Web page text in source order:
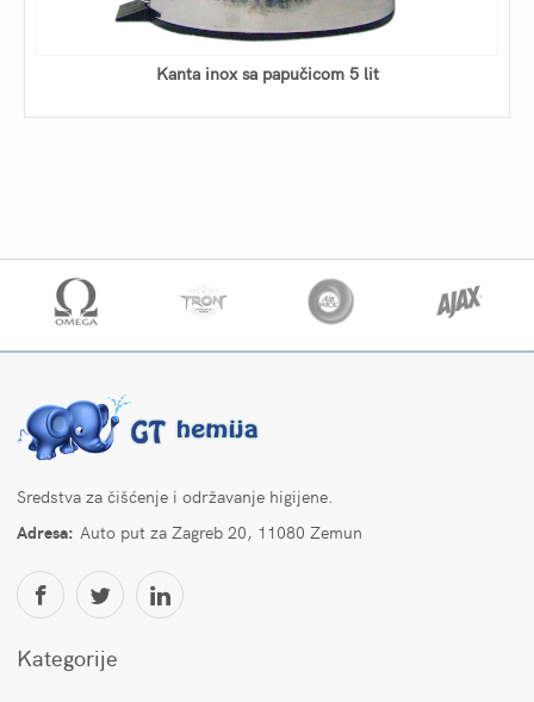
Kanta inox sa papučicom 5 lit
Sredstva za čišćenje i održavanje higijene.
Adresa: Auto put za Zagreb 20, 11080 Zemun
Kategorije